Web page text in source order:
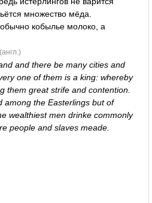
множество мёда.
кобылье молоко, а
(англ.)
and there be many cities and
one of them is a king: whereby
them great strife and contention.
among the Easterlings but of
wealthiest men drinke commonly
people and slaves meade.